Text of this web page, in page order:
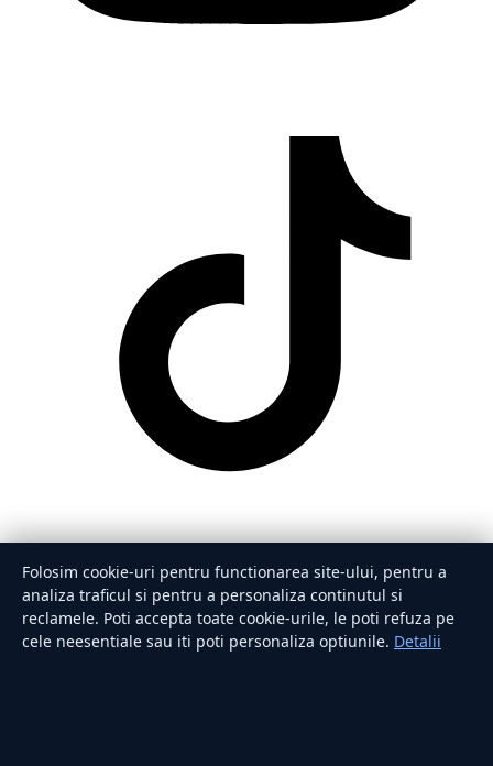
Folosim cookie-uri pentru functionarea site-ului, pentru a
analiza traficul si pentru a personaliza continutul si
reclamele. Poti accepta toate cookie-urile, le poti refuza pe
cele neesentiale sau iti poti personaliza optiunile. Detalii